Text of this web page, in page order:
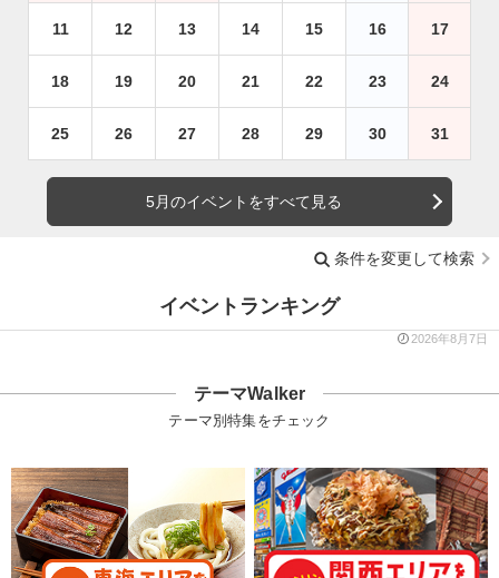
11 12 13 14 15 16 17
18 19 20 21 22 23 24
25 26 27 28 29 30 31
5月のイベントをすべて見る
条件を変更して検索
イベントランキング
2026年8月7日
テーマWalker
テーマ別特集をチェック